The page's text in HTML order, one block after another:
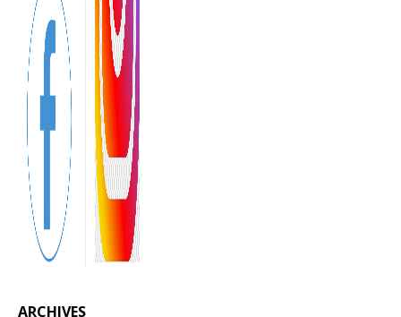
ARCHIVES